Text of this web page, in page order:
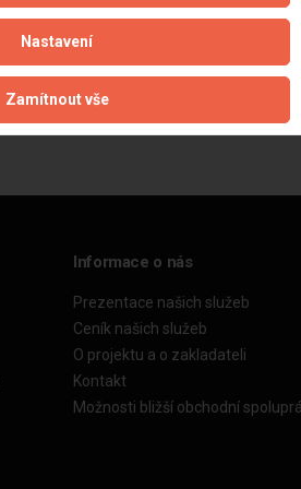
Informace o nás
Prezentace našich služeb
Ceník našich služeb
O projektu a o zakladateli
Kontakt
Možnosti bližší obchodní
Nastavení
Zamítnout vše